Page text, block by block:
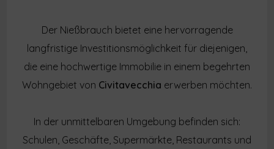
Der Nießbrauch bietet eine hervorragende
langfristige Investitionsmöglichkeit für diejenigen,
die eine hochwertige Immobilie in einem begehrten
Wohngebiet von Civitavecchia erwerben möchten.
In der unmittelbaren Umgebung befinden sich:
Schulen, Geschäfte, Supermärkte, Restaurants und